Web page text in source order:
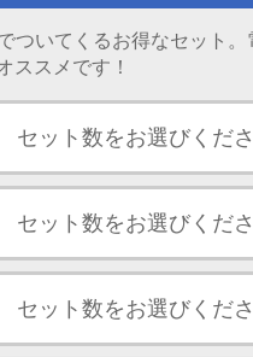
ついてくるお得なセット
ススメです！